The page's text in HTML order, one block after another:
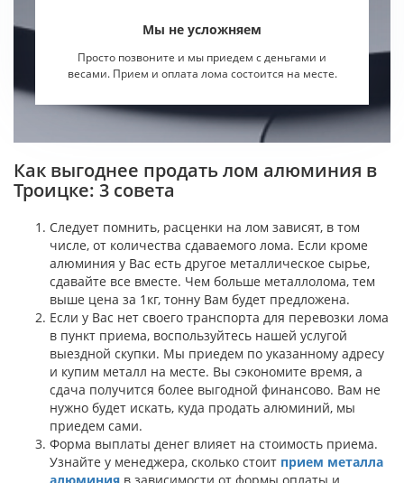
Мы не усложняем
Просто позвоните и мы приедем с деньгами и
весами. Прием и оплата лома состоится на месте.
Как выгоднее продать лом алюминия в
Троицке: 3 совета
Следует помнить, расценки на лом зависят, в том
числе, от количества сдаваемого лома. Если кроме
алюминия у Вас есть другое металлическое сырье,
сдавайте все вместе. Чем больше металлолома, тем
выше цена за 1кг, тонну Вам будет предложена.
Если у Вас нет своего транспорта для перевозки лома
в пункт приема, воспользуйтесь нашей услугой
выездной скупки. Мы приедем по указанному адресу
и купим металл на месте. Вы сэкономите время, а
сдача получится более выгодной финансово. Вам не
нужно будет искать, куда продать алюминий, мы
приедем сами.
Форма выплаты денег влияет на стоимость приема.
Узнайте у менеджера, сколько стоит прием металла
алюминия в зависимости от формы оплаты и